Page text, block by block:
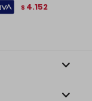
$ 4.152